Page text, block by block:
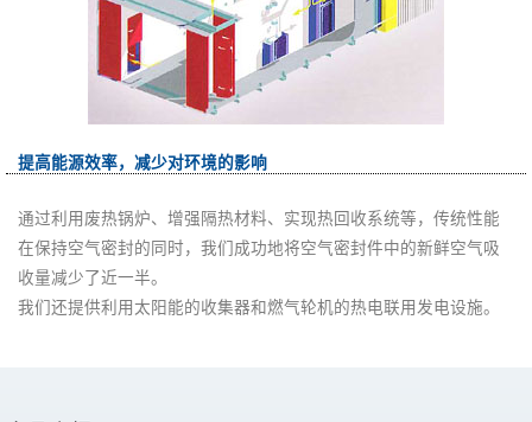
提高能源效率，减少对环境的影响
通过利用废热锅炉、增强隔热材料、实现热回收系统等，传统性能
在保持空气密封的同时，我们成功地将空气密封件中的新鲜空气吸
收量减少了近一半。
我们还提供利用太阳能的收集器和燃气轮机的热电联用发电设施。